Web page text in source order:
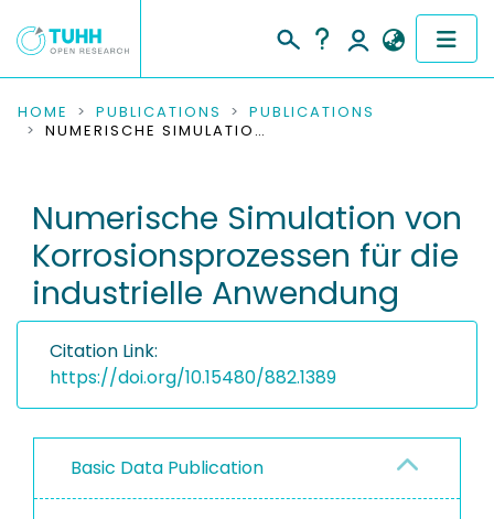
COMMUNITIES & COLLECTIONS
RESEARCH DATA
PEOPLE
INSTITUTIONS
PROJECTS
HOME PUBLICATIONS
PUBLICATIONS
NUMERISCHE SIMULATION VON KORROSIONSPROZESSEN FÜR DIE INDUSTRIELLE ANWENDUNG
Numerische Simulation von
Korrosionsprozessen für die
industrielle Anwendung
Citation Link:
https://doi.org/10.15480/882.1389
Basic Data Publication